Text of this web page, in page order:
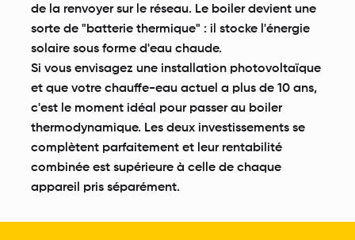
de la renvoyer sur le réseau. Le boiler devient une
sorte de "batterie thermique" : il stocke l'énergie
solaire sous forme d'eau chaude.
Si vous envisagez une installation photovoltaïque
et que votre chauffe-eau actuel a plus de 10 ans,
c'est le moment idéal pour passer au boiler
thermodynamique. Les deux investissements se
complètent parfaitement et leur rentabilité
combinée est supérieure à celle de chaque
appareil pris séparément.